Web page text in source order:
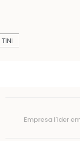
TINI
Empresa líder